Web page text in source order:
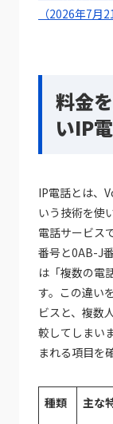
（2026年7月
料金
いIP
IP電話とは、
いう技術を使
電話サービス
番号と0AB-J
は「複数の電
す。この違い
ビスと、複数
較してしまい
まれる項目を
種類 主な